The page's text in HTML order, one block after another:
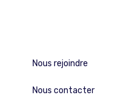
Nous rejoindre
Nous contacter